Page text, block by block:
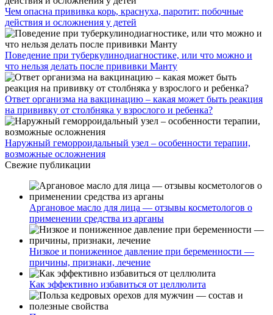
Чем опасна прививка корь, краснуха, паротит: побочные
действия и осложнения у детей
Поведение при туберкулинодиагностике, или что можно и
что нельзя делать после прививки Манту
Ответ организма на вакцинацию – какая может быть реакция
на прививку от столбняка у взрослого и ребенка?
Наружный геморроидальный узел – особенности терапии,
возможные осложнения
Свежие публикации
Аргановое масло для лица — отзывы косметологов о
применении средства из арганы
Низкое и пониженное давление при беременности —
причины, признаки, лечение
Как эффективно избавиться от целлюлита